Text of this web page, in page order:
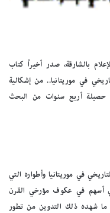
بالشارقة، صدر أخيراً كتاب
في موريتانيا.. من إشكالية
حصيلة أربع سنوات من البحث
في موريتانيا وأطواره التي
أسهم في عكوف مؤرخي القرن
ثم ما شهده ذلك التدوين من تطور